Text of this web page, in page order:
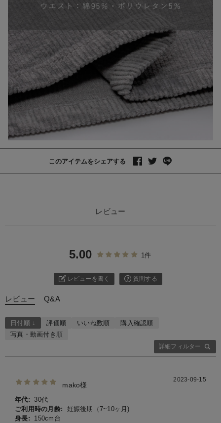
このアイテムをシェアする
レビュー
5.00 1件
レビューを書く 質問する
レビュー Q&A
詳細フィルター
日付順 ↓ 評価順 いいね数順
購入確認順
写真・動画付き順
mako様
2023-09-15
年代:
30代
ご利用時の月齢:
妊娠後期（7~10ヶ月)
身長:
150cm台